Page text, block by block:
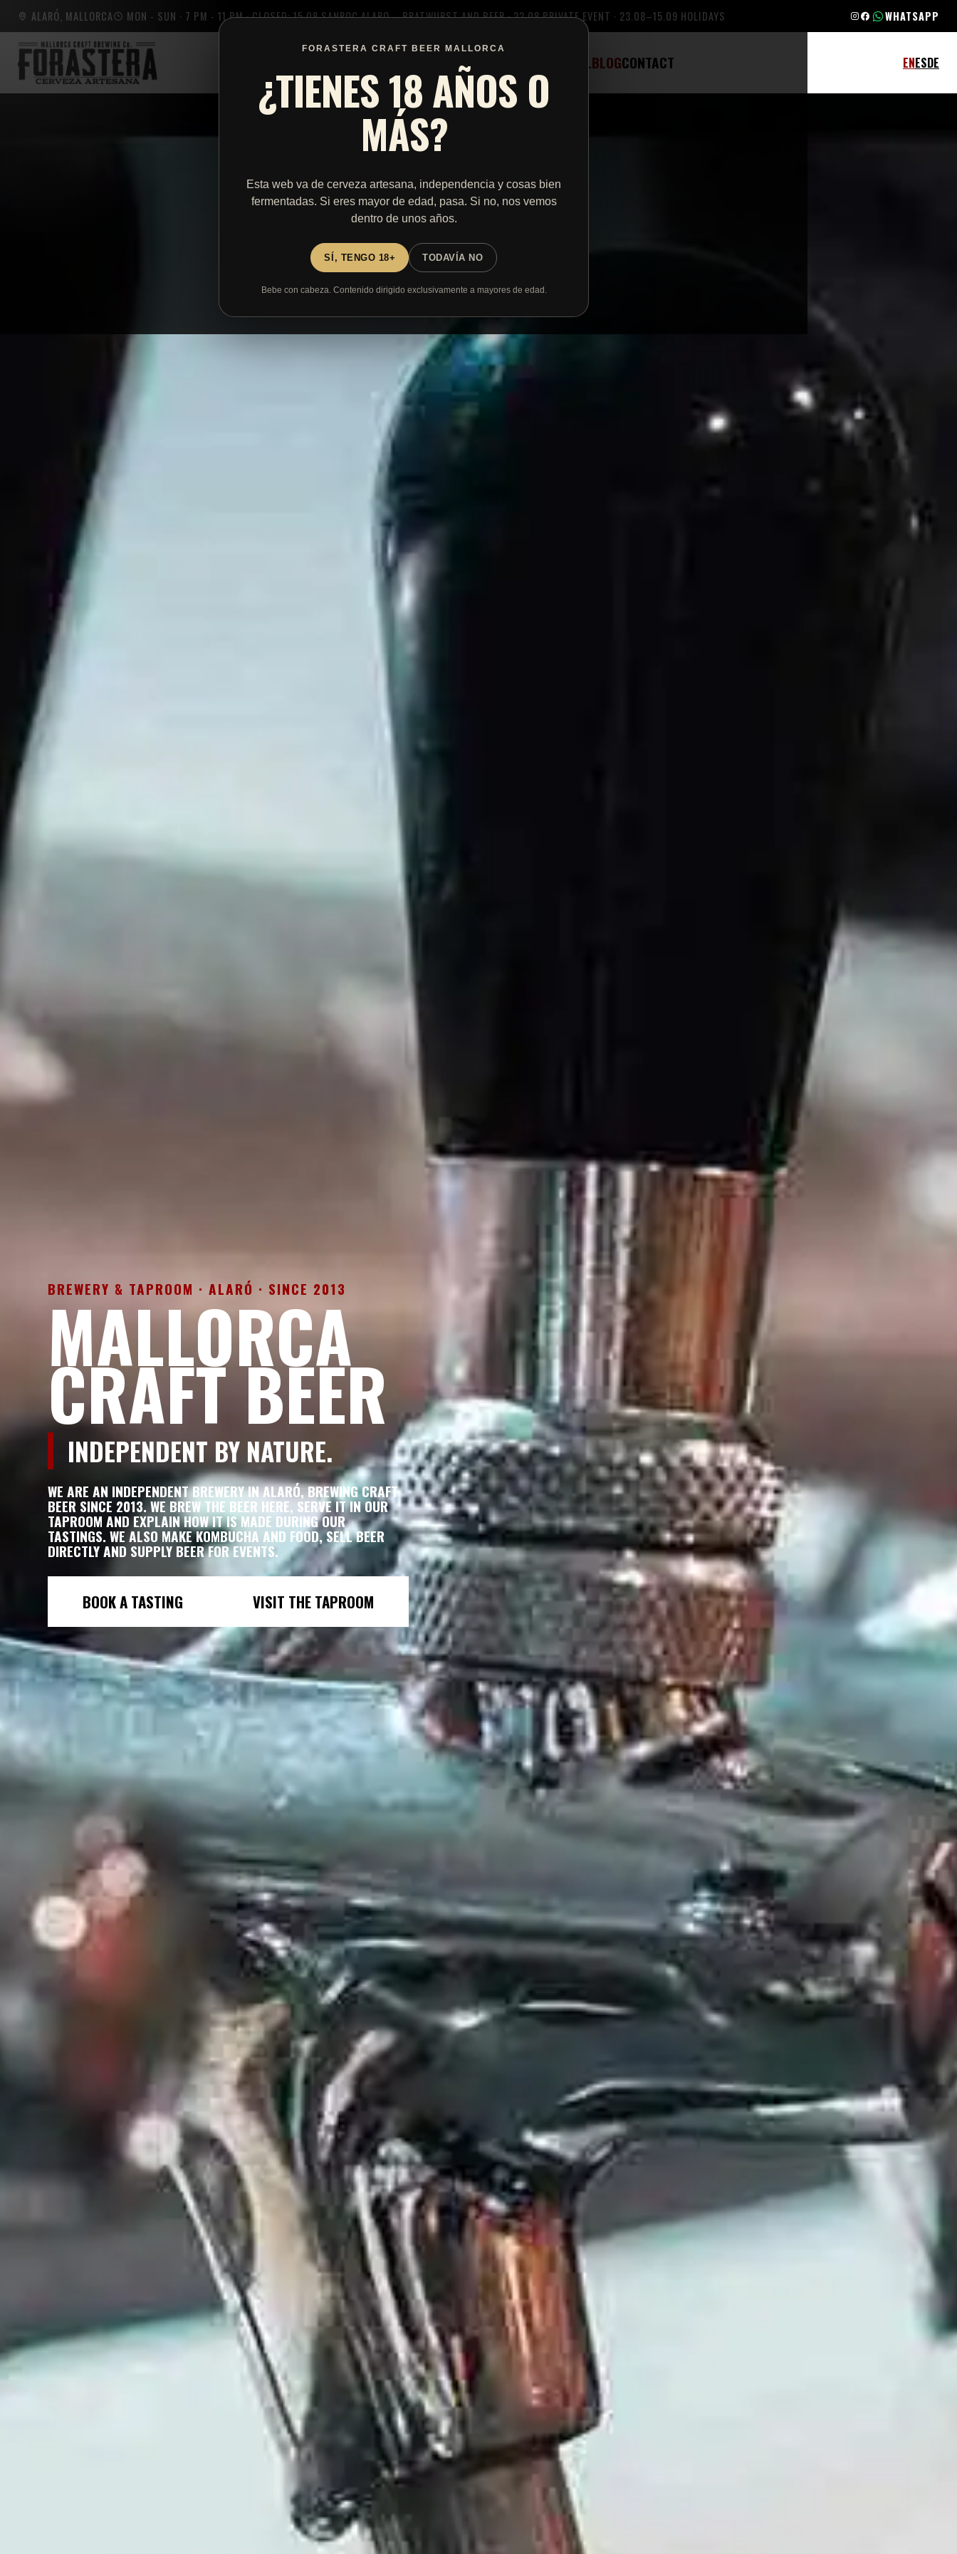
FORASTERA CRAFT BEER MALLORCA
¿TIENES 18 AÑOS O
MÁS?
Esta web va de cerveza artesana, independencia y cosas bien
fermentadas. Si eres mayor de edad, pasa. Si no, nos vemos
dentro de unos años.
SÍ, TENGO 18+ TODAVÍA NO
Bebe con cabeza. Contenido dirigido exclusivamente a mayores de edad.
ALARÓ, MALLORCA MON - SUN · 7 PM - 11 PM · CLOSED: 15.08 SANROC ALARO – BRATWURST AND BEER · 22.08 PRIVATE EVENT · 23.08–15.09 HOLIDAYS WHATSAPP
TASTINGS RENTALBLOGCONTACT ENESDE
BREWERY & TAPROOM · ALARÓ · SINCE 2013
MALLORCA
CRAFT BEER
INDEPENDENT BY NATURE.
WE ARE AN INDEPENDENT BREWERY IN ALARÓ, BREWING CRAFT
BEER SINCE 2013. WE BREW THE BEER HERE, SERVE IT IN OUR
TAPROOM AND EXPLAIN HOW IT IS MADE DURING OUR
TASTINGS. WE ALSO MAKE KOMBUCHA AND FOOD, SELL BEER
DIRECTLY AND SUPPLY BEER FOR EVENTS.
BOOK A TASTING VISIT THE TAPROOM